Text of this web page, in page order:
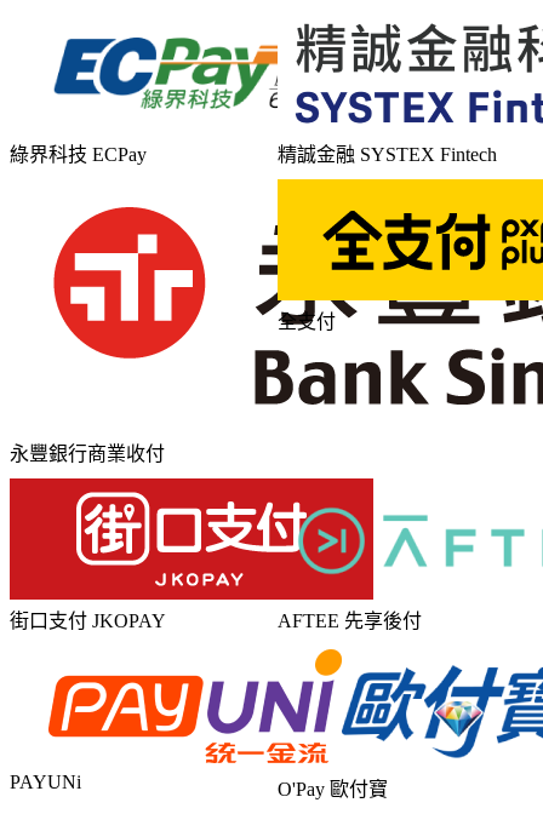
綠界科技 ECPay 精誠金融 SYSTEX Fintech
永豐銀行商業收付
全支付
街口支付 JKOPAY AFTEE 先享後付
PAYUNi O'Pay 歐付寶